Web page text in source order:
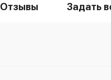
Отзывы Задать